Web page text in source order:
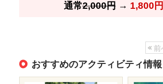
通常2,000円→ 1,800
前
おすすめのアクティビティ情報